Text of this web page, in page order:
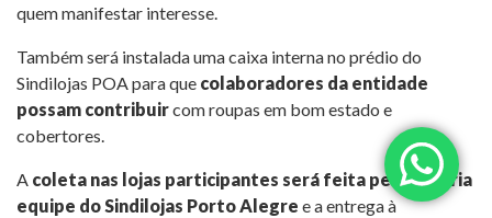
quem manifestar interesse.
Também será instalada uma caixa interna no prédio do
Sindilojas POA para que colaboradores da entidade
possam contribuircom roupas em bom estado e
cobertores.
A coleta nas lojas participantes será feita pela própria
equipe do Sindilojas Porto Alegre e a entrega à